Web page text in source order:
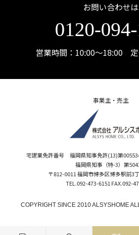
お問い合わせは
0120-
営業時間：10:00〜18:00
事業主・売主
宅建業免許番号 福岡県知事免許(13)第
福岡県知事（特-3）第
〒812-0011 福岡市博多区博多駅前3
TEL.092-473-6151 FAX.092-
COPYRIGHT SINCE 2010 ALSYSHOME